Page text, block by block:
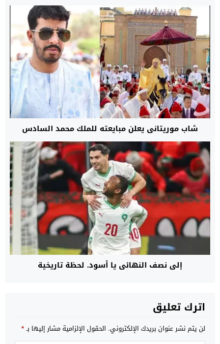
شاب موريتاني يعلن مبايعته للملك محمد السادس
إلى نصف النهائي يا أسود. لحظة تاريخية
اترك تعليق
لن يتم نشر عنوان بريدك الإلكتروني. الحقول الإلزامية مشار إليها بـ*